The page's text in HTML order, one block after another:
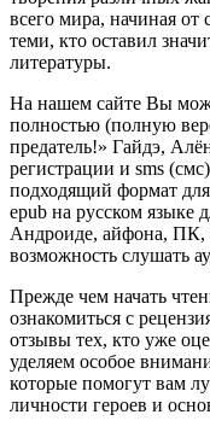
всего мира, начиная от
теми, кто оставил
литературы.
На нашем сайте Вы
полностью (полную
предатель!» Гайдэ,
регистрации и sms
подходящий формат
epub на русском языке
Андроиде, айфона, ПК,
возможность слушать
Прежде чем начать
ознакомиться с
отзывы тех, кто уже
уделяем особое
которые помогут вам
личности героев и